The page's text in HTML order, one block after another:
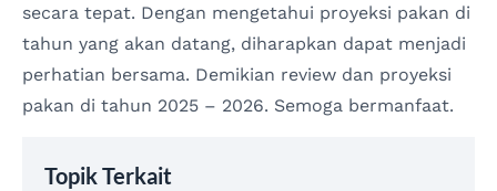
secara tepat. Dengan mengetahui proyeksi pakan di
tahun yang akan datang, diharapkan dapat menjadi
perhatian bersama. Demikian review dan proyeksi
pakan di tahun 2025 – 2026. Semoga bermanfaat.
Topik Terkait